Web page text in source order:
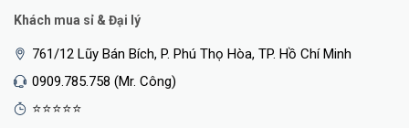
Khách mua sỉ & Đại lý
761/12 Lũy Bán Bích, P. Phú Thọ Hòa, TP. Hồ Chí Minh
0909.785.758 (Mr. Công)
⭐⭐⭐⭐⭐